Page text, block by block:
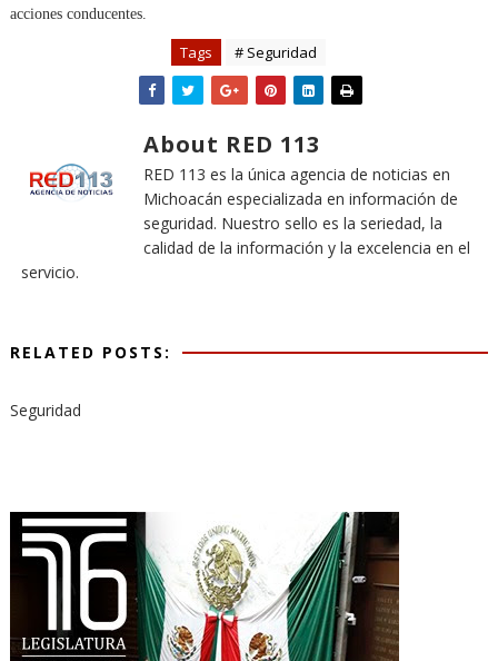
acciones conducentes.
Tags # Seguridad
About RED 113
RED 113 es la única agencia de noticias en
Michoacán especializada en información de
seguridad. Nuestro sello es la seriedad, la
calidad de la información y la excelencia en el
servicio.
RELATED POSTS:
Seguridad